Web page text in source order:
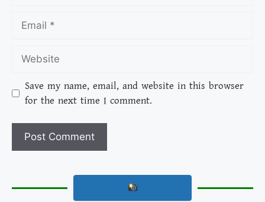
Save my name, email, and website in this browser
for the next time I comment.